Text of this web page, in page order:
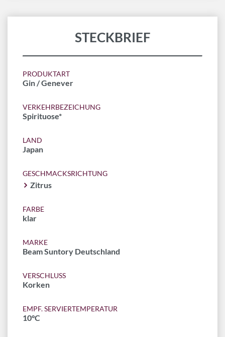
STECKBRIEF
PRODUKTART
Gin / Genever
VERKEHRBEZEICHUNG
Spirituose*
LAND
Japan
GESCHMACKSRICHTUNG
Zitrus
FARBE
klar
MARKE
Beam Suntory Deutschland
VERSCHLUSS
Korken
EMPF. SERVIERTEMPERATUR
10°C